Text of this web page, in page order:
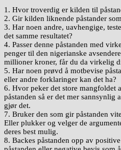
1. Hvor troverdig er kilden til
2. Gir kilden liknende påstander
3. Har noen andre, uavhengige,
det samme resultatet?
4. Passer denne påstanden med
penger til den nigerianske
millioner kroner, får du da virkelig
5. Har noen prøvd å motbevise
eller andre forklaringer kan det ha?
6. Hvor peker det store mangfoldet
påstanden så er det mer sannsynlig
gjør det.
7. Bruker den som gir påstanden
Eller plukker og velger de
deres best mulig.
8. Backes påstanden opp av